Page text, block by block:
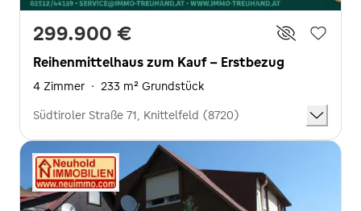
299.900 €
Reihenmittelhaus zum Kauf - Erstbezug
4 Zimmer · 233 m² Grundstück
Südtiroler Straße 71, Knittelfeld (8720)